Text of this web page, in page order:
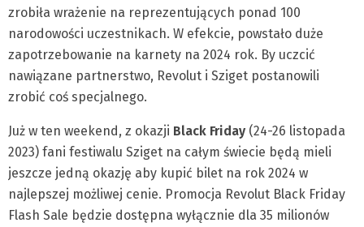
zrobiła wrażenie na reprezentujących ponad 100
narodowości uczestnikach. W efekcie, powstało duże
zapotrzebowanie na karnety na 2024 rok. By uczcić
nawiązane partnerstwo, Revolut i Sziget postanowili
zrobić coś specjalnego.
Już w ten weekend, z okazji Black Friday (24-26 listopada
2023) fani festiwalu Sziget na całym świecie będą mieli
jeszcze jedną okazję aby kupić bilet na rok 2024 w
najlepszej możliwej cenie. Promocja Revolut Black Friday
Flash Sale będzie dostępna wyłącznie dla 35 milionów